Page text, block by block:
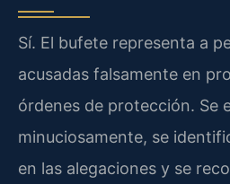
Sí. El bufete representa a
acusadas falsamente en
órdenes de protección. Se
minuciosamente, se
en las alegaciones y se